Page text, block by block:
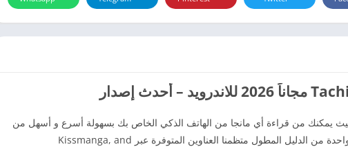
يمكنك من قراءة أي مانجا من الهاتف الذكي الخاص بك بسهولة أسرع و أسهل من
قبل. كل مايجب عليك القيام به هو إختيار واحدة من الدليل المطول متظمنا العناوين المتوفرة عبر Kissmanga, and